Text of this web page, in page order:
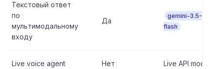
Текстовый ответ
по
мультимодальному
входу
Да
gemini-3.5-
flash
Live voice agent Нет Live API model